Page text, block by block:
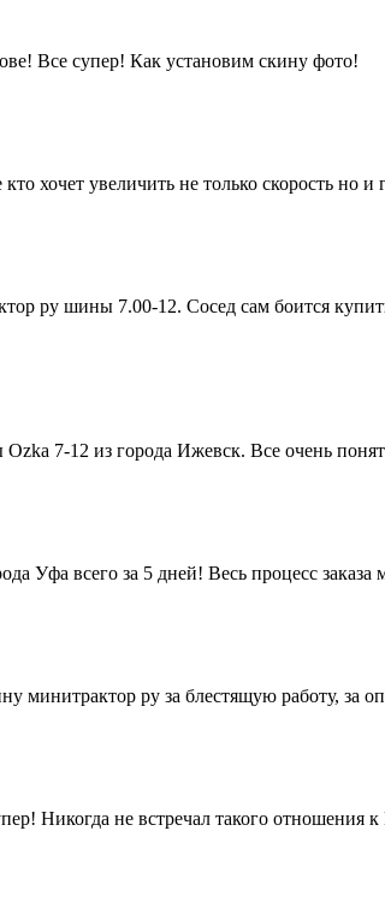
Все супер! Как установим скину фото!
хочет увеличить не только скорость
ру шины 7.00-12. Сосед сам боится
7-12 из города Ижевск. Все очень
Уфа всего за 5 дней! Весь процесс
минитрактор ру за блестящую работу, за
Никогда не встречал такого отношения